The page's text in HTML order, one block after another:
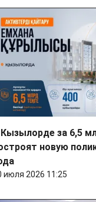
за 6,5
новую
июля 2026 11:25